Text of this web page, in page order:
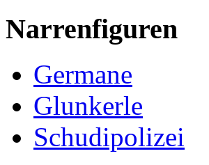
Narrenfiguren
Germane
Glunkerle
Schudipolizei